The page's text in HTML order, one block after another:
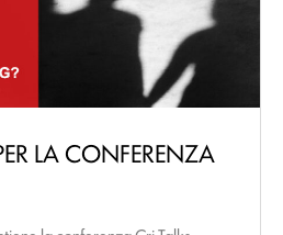
LA CONFERENZA